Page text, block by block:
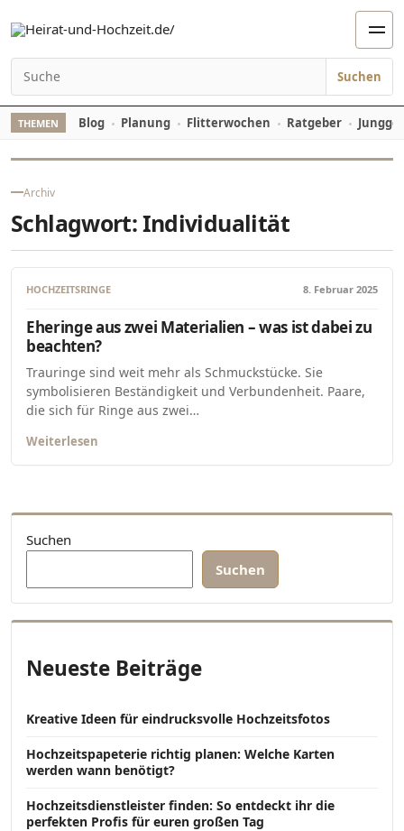
Suchen nach:
Suchen
THEMEN Blog Planung Flitterwochen Ratgeber
Archiv
Schlagwort:Individualität
HOCHZEITSRINGE 8. Februar 2025
Eheringe aus zwei Materialien – was ist dabei zu
beachten?
Trauringe sind weit mehr als Schmuckstücke. Sie
symbolisieren Beständigkeit und Verbundenheit. Paare,
die sich für Ringe aus zwei…
Weiterlesen
Suchen
Suchen
Neueste Beiträge
Kreative Ideen für eindrucksvolle Hochzeitsfotos
Hochzeitspapeterie richtig planen: Welche Karten
werden wann benötigt?
Hochzeitsdienstleister finden: So entdeckt ihr die
perfekten Profis für euren großen Tag